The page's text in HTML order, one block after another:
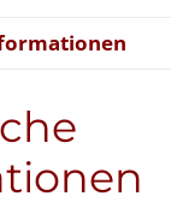
2
-
Einstieg